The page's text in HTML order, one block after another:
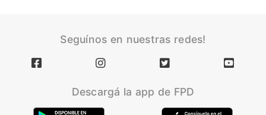
Seguínos en nuestras redes!
Descargá la app de FPD